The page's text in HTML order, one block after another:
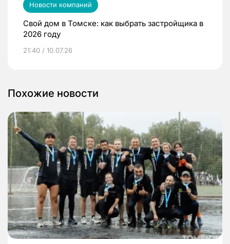
Новости компаний
Свой дом в Томске: как выбрать застройщика в
2026 году
21:40 / 10.07.26
Похожие новости